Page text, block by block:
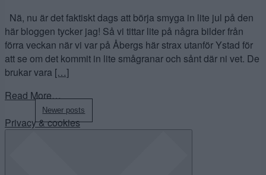
Nä, nu är det faktiskt dags att börja smyga in lite jul på den
här bloggen tycker jag! Så vi tittar lite på några bilder från
förra veckan när vi var på Åbergs här strax utanför Ystad för
att se om det kommit in lite smågranar och sånt där ni vet. De
brukar vara […]
Read More…
Posts
navigation
Newer posts
Privacy & cookies